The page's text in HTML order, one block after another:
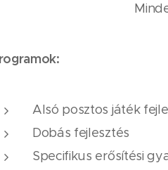
Alsó posztos játék
Dobás fejlesztés
Specifikus erősítési